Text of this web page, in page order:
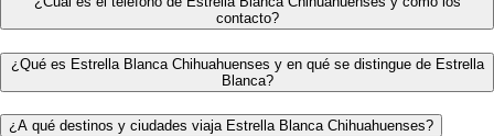
contacto?
¿Qué es Estrella Blanca Chihuahuenses y en qué se distingue de Estrella
Blanca?
¿A qué destinos y ciudades viaja Estrella Blanca Chihuahuenses?